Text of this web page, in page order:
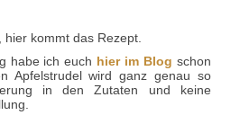
kommt das Rezept.
habe ich euch hier im Blog schon
Apfelstrudel wird ganz genau so
in den Zutaten und keine